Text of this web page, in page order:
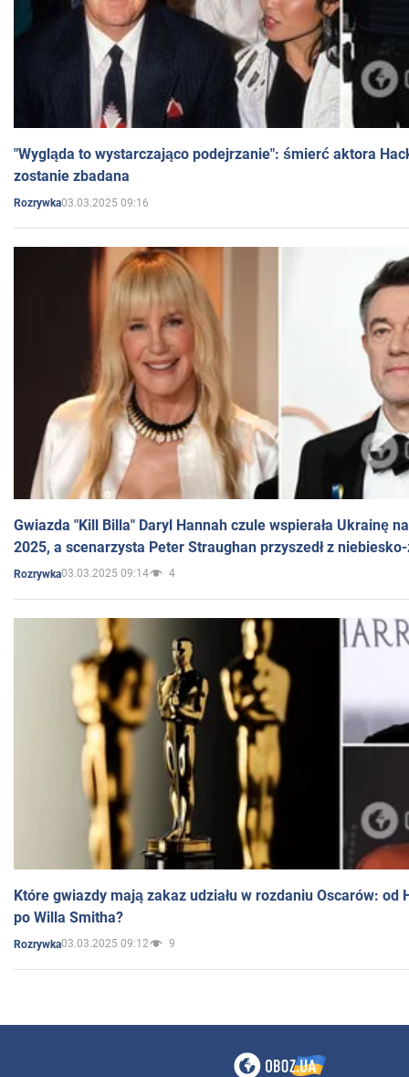
"Wygląda to wystarczająco podejrzanie": śmierć aktora
zostanie zbadana
Rozrywka03.03.2025 09:16
Gwiazda "Kill Billa" Daryl Hannah czule wspierała Ukrainę
2025, a scenarzysta Peter Straughan przyszedł z
Rozrywka03.03.2025 09:14 4
Które gwiazdy mają zakaz udziału w rozdaniu Oscarów: od
po Willa Smitha?
Rozrywka03.03.2025 09:12 9